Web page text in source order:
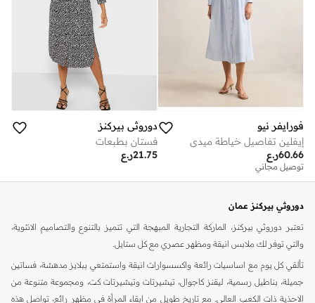
فورايفر نيو
إيفلين تفاصيل خياطة ميدي
ر.ع60.66
توصيل مجاني
دوروثي بيركنز
فستان بطبعات
ر.ع21.75
دوروثي بيركنز عمان
تعتبر دوروثي بيركنز، الماركة التجارية المبهجة التي تتميز بالتنوع والتصاميم الانثوية،
والتي توفر لك ملابس انيقة ومظهر عصري مع كل ستايل.
تألقي كل يوم مع اساسيات رائعة واكسسوارات انيقة واستمتعي ببلايز مدهشة، فساتين
جميلة، بناطيل رسمية، ليقنز كاجوال، تيشيرتات وتيشيرتات كت، ومجموعة متنوعة من
الاحذية ذات الكعب العالي. مع تاريخ طويل من ابقاء المرأة في مظهر رائع، تواصل هذه